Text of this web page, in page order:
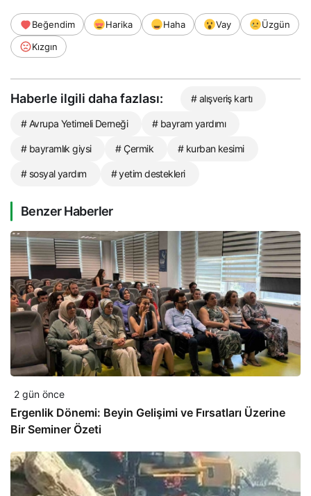
Beğendim Harika Haha Vay
Üzgün
Kızgın
Haberle ilgili daha fazlası: # alışveriş kartı
# Avrupa Yetimeli Derneği # bayram yardımı
# bayramlık giysi # Çermik # kurban kesimi
# sosyal yardım # yetim destekleri
Benzer Haberler
2 gün önce
Ergenlik Dönemi: Beyin Gelişimi ve Fırsatları Üzerine
Bir Seminer Özeti